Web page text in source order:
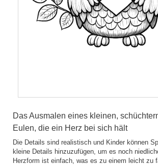
Das Ausmalen eines kleinen,
Eulen, die ein Herz bei sich hält
Die Details sind realistisch und Kinder können
kleine Details hinzuzufügen, um es noch
Herzform ist einfach, was es zu einem leicht zu